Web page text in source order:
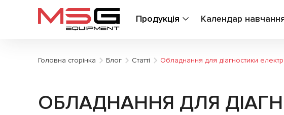
Продукція Календар
Головна сторінка Блог Статті Обладнання для діагностики
ОБЛАДНАННЯ ДЛЯ